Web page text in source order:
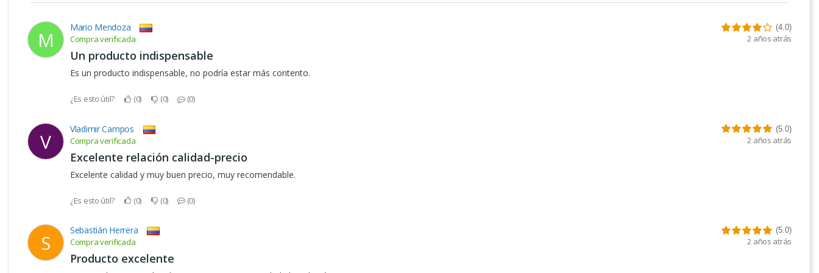
M
Mario Mendoza
Compra verificada
(4.0)
2 años atrás
Un producto indispensable
Es un producto indispensable, no podría estar más contento.
¿Es esto útil? 0 0 0
V
Vladimir Campos
Compra verificada
(5.0)
2 años atrás
Excelente relación calidad-precio
Excelente calidad y muy buen precio, muy recomendable.
¿Es esto útil? 0 0 0
S
Sebastián Herrera
Compra verificada
(5.0)
2 años atrás
Producto excelente